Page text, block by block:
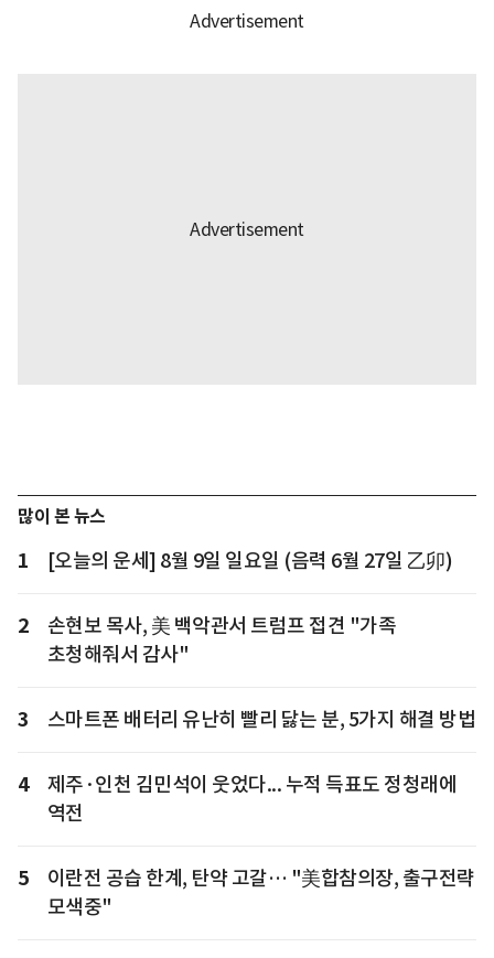
많이 본 뉴스
1 [오늘의 운세] 8월 9일 일요일 (음력 6월 27일 乙卯)
2
손현보 목사, 美 백악관서 트럼프 접견 "가족
초청해줘서 감사"
3 스마트폰 배터리 유난히 빨리 닳는 분, 5가지 해결 방법
4
제주·인천 김민석이 웃었다... 누적 득표도 정청래에
역전
5
이란전 공습 한계, 탄약 고갈… "美합참의장, 출구전략
모색중"